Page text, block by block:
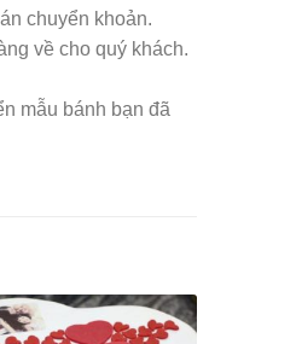
chuyển khoản.
về cho quý khách.
mẫu bánh bạn đã